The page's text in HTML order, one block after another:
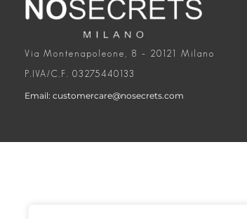
Via Montenapoleone, 8 – 20121 Milano
P.IVA/C.F. 03275440133
Email: customercare@nosecrets.com